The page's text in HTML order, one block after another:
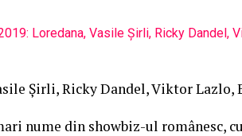
Şirli, Ricky Dandel, Viktor
nume din showbiz-ul românesc,